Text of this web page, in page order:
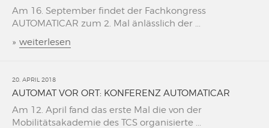
Am 16. September findet der Fachkongress
AUTOMATICAR zum 2. Mal änlässlich der ...
» weiterlesen
20. APRIL 2018
AUTOMAT VOR ORT: KONFERENZ AUTOMATICAR
Am 12. April fand das erste Mal die von der
Mobilitätsakademie des TCS organisierte ...